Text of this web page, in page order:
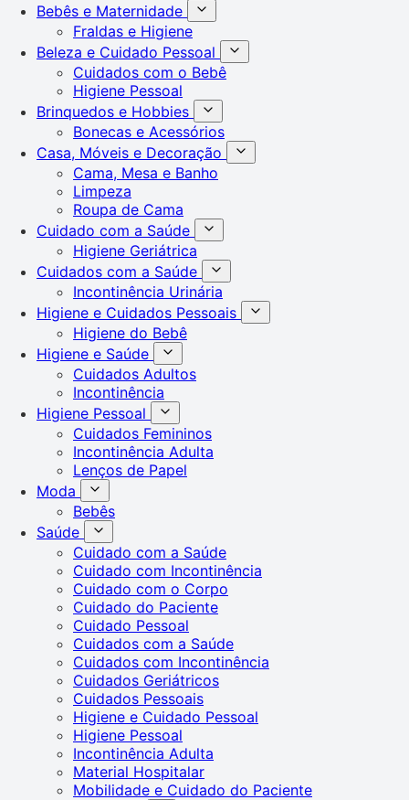
Bebês e Maternidade
Fraldas e Higiene
Beleza e Cuidado Pessoal
Cuidados com o Bebê
Higiene Pessoal
Brinquedos e Hobbies
Bonecas e Acessórios
Casa, Móveis e Decoração
Cama, Mesa e Banho
Limpeza
Roupa de Cama
Cuidado com a Saúde
Higiene Geriátrica
Cuidados com a Saúde
Incontinência Urinária
Higiene e Cuidados Pessoais
Higiene do Bebê
Higiene e Saúde
Cuidados Adultos
Incontinência
Higiene Pessoal
Cuidados Femininos
Incontinência Adulta
Lenços de Papel
Moda
Bebês
Saúde
Cuidado com a Saúde
Cuidado com Incontinência
Cuidado com o Corpo
Cuidado do Paciente
Cuidado Pessoal
Cuidados com a Saúde
Cuidados com Incontinência
Cuidados Geriátricos
Cuidados Pessoais
Higiene e Cuidado Pessoal
Higiene Pessoal
Incontinência Adulta
Material Hospitalar
Mobilidade e Cuidado do Paciente